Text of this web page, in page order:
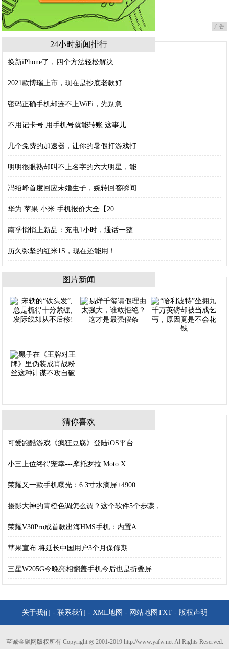
广告
24小时新闻排行
换新iPhone了，四个方法轻松解决
2021款博瑞上市，现在是抄底老款好
密码正确手机却连不上WiFi，先别急
不用记卡号 用手机号就能转账 这事儿
几个免费的加速器，让你的暑假打游戏打
明明很眼熟却叫不上名字的六大明星，能
冯绍峰首度回应未婚生子，婉转回答瞬间
华为.苹果.小米.手机报价大全【20
南孚悄悄上新品：充电1小时，通话一整
历久弥坚的红米1S，现在还能用！
图片新闻
猜你喜欢
可爱跑酷游戏《疯狂豆腐》登陆iOS平台
小三上位终得宠幸---摩托罗拉 Moto X
荣耀又一款手机曝光：6.3寸水滴屏+4900
摄影大神的青橙色调怎么调？这个软件5个步骤，
荣耀V30Pro成首款出海HMS手机：内置A
苹果宣布:将延长中国用户3个月保修期
三星W205G今晚亮相翻盖手机今后也是折叠屏
关于我们 - 联系我们 - XML地图 - 网站地图TXT- 版权声明
至诚金融网版权所有 Copyright ◎ 2001-2019 http://www.yafw.net Al Rights Reserved.